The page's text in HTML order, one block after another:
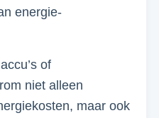
energie-
of
niet alleen
maar ook